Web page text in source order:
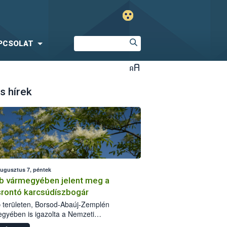
hírek
7, péntek
vármegyében jelent meg a
karcsúdíszbogár
területen, Borsod-Abaúj-Zemplén
is igazolta a Nemzeti
biztonsági Hivatal (Nébih) a